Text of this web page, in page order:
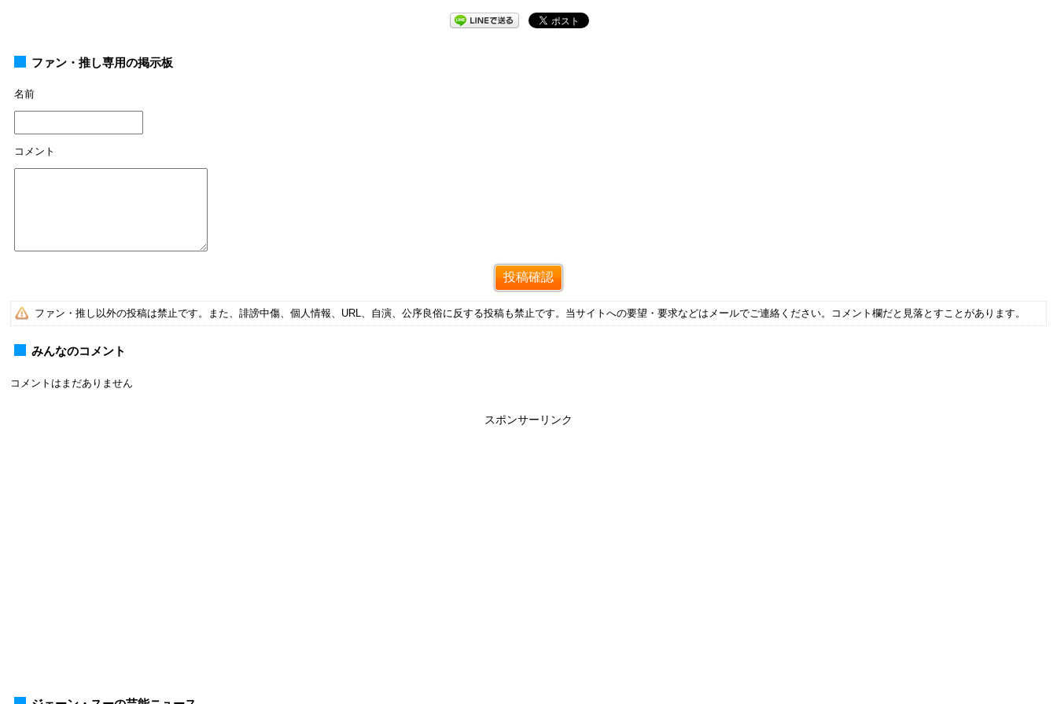
ファン・推し専用の掲示板
名前
コメント
ファン・推し以外の投稿は禁止です。また、誹謗中傷、個人情報、URL、自演、公序良俗に反する投稿も禁止です。当サイトへの要望・要求などはメールでご連絡ください。コメント欄だと見落とすことがあります。
みんなのコメント
コメントはまだありません
スポンサーリンク